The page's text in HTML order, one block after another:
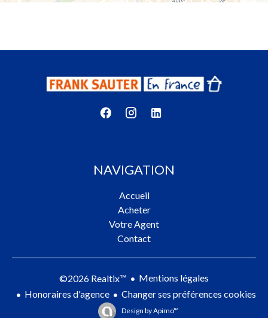
NAVIGATION
Accueil
Acheter
Votre Agent
Contact
©2026 Realtix™
Mentions légales
Honoraires d'agence
Changer ses préférences cookies
Design byApimo™